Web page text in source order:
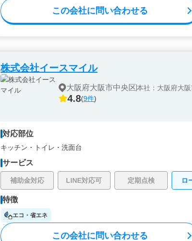
この会社に問い合わせる
株式会社イースマイル
大阪府大阪市中央区本社：大阪府大
4.8(9件)
対応部位
キッチン・ トイレ・ 洗面台
サービス
補助金対応 LINE対応可 定期点検 ロ
特徴
エコ・省エネ
この会社に問い合わせる